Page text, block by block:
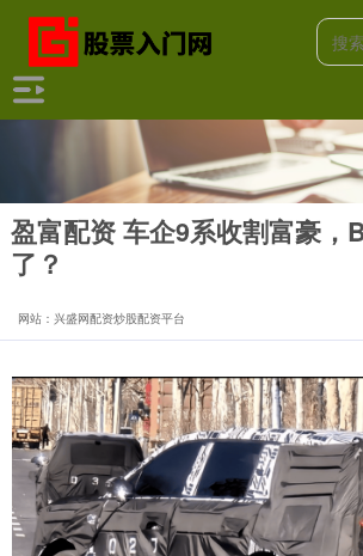
盈富配资 车企9系收割富豪，
了？
网站：兴盛网配资炒股配资平台